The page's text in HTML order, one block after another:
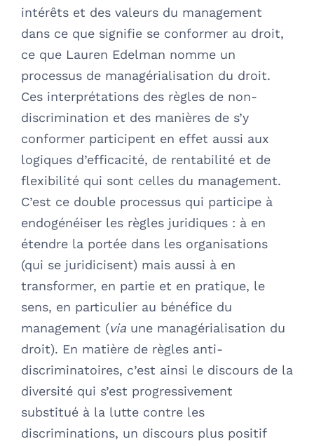
intérêts et des valeurs du management
dans ce que signifie se conformer au droit,
ce que Lauren Edelman nomme un
processus de managérialisation du droit.
Ces interprétations des règles de non-
discrimination et des manières de s’y
conformer participent en effet aussi aux
logiques d’efficacité, de rentabilité et de
flexibilité qui sont celles du management.
C’est ce double processus qui participe à
endogénéiser les règles juridiques : à en
étendre la portée dans les organisations
(qui se juridicisent) mais aussi à en
transformer, en partie et en pratique, le
sens, en particulier au bénéfice du
management (via une managérialisation du
droit). En matière de règles anti-
discriminatoires, c’est ainsi le discours de la
diversité qui s’est progressivement
substitué à la lutte contre les
discriminations, un discours plus positif